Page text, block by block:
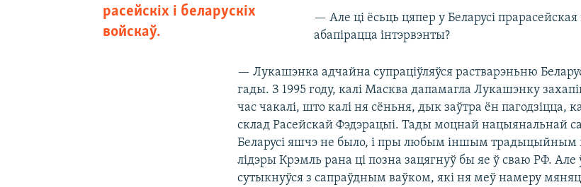
расейскіх і беларускіх
войскаў.
— Але ці ёсьць цяпер у Беларусі
абапірацца інтэрвэнты?
— Лукашэнка адчайна супраціўляўся растварэньню
гады. З 1995 году, калі Масква дапамагла Лукашэнку
час чакалі, што калі ня сёньня, дык заўтра ён пагодзіцца,
склад Расейскай Фэдэрацыі. Тады моцнай нацыянальнай
Беларусі яшчэ не было, і пры любым іншым
лідэры Крэмль рана ці позна зацягнуў бы яе ў сваю РФ.
сутыкнуўся з сапраўдным ваўком, які ня меў намеру